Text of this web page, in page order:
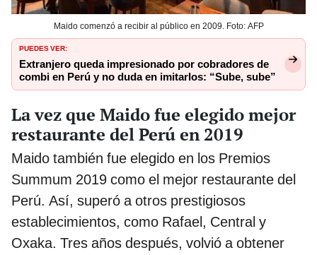
Maido comenzó a recibir al público en 2009. Foto: AFP
PUEDES VER:
Extranjero queda impresionado por cobradores de
combi en Perú y no duda en imitarlos: “Sube, sube”
La vez que Maido fue elegido mejor
restaurante del Perú en 2019
Maido también fue elegido en los Premios
Summum 2019 como el mejor restaurante del
Perú. Así, superó a otros prestigiosos
establecimientos, como Rafael, Central y
Oxaka. Tres años después, volvió a obtener